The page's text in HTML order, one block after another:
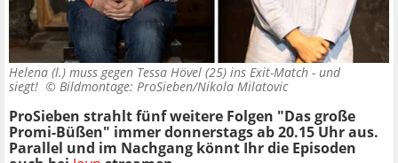
Helena (l.) muss gegen Tessa Hövel (25) ins Exit-Match - und
siegt! © Bildmontage: ProSieben/Nikola Milatovic
ProSieben strahlt fünf weitere Folgen "Das große
Promi-Büßen" immer donnerstags ab 20.15 Uhr aus.
Parallel und im Nachgang könnt Ihr die Episoden